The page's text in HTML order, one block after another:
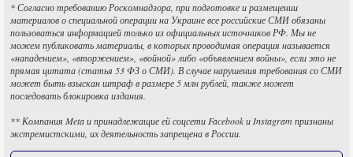
* Согласно требованию Роскомнадзора, при подготовке и размещении
материалов о специальной операции на Украине все российские СМИ обязаны
пользоваться информацией только из официальных источников РФ. Мы не
можем публиковать материалы, в которых проводимая операция называется
«нападением», «вторжением», «войной» либо «объявлением войны», если это не
прямая цитата (статья 53 ФЗ о СМИ). В случае нарушения требования со СМИ
может быть взыскан штраф в размере 5 млн рублей, также может
последовать блокировка издания.
** Компания Meta и принадлежащие ей соцсети Facebook и Instagram признаны
экстремистскими, их деятельность запрещена в России.